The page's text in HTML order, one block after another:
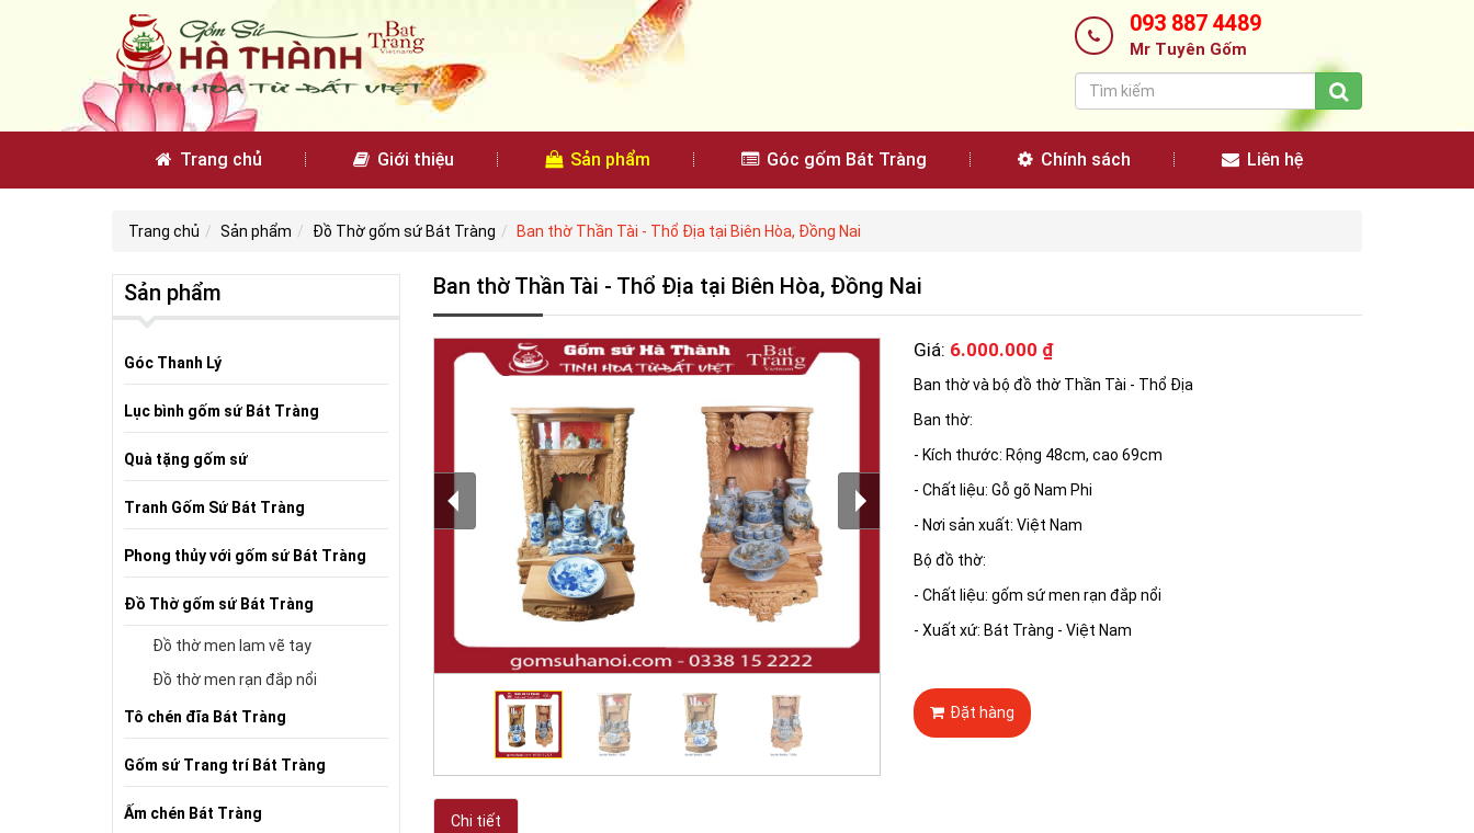
093 887 4489
Mr Tuyên Gốm
Trang chủ Giới thiệu Sản phẩm Góc gốm Bát Tràng Chính sách Liên hệ
Trang chủ Sản phẩm Đồ Thờ gốm sứ Bát Tràng Ban thờ Thần Tài - Thổ Địa tại Biên Hòa, Đồng Nai
Ban thờ Thần Tài - Thổ Địa tại Biên Hòa, Đồng Nai
Giá: 6.000.000 ₫
Ban thờ và bộ đồ thờ Thần Tài - Thổ Địa
Ban thờ:
- Kích thước: Rộng 48cm, cao 69cm
- Chất liệu: Gỗ gõ Nam Phi
- Nơi sản xuất: Việt Nam
Bộ đồ thờ:
- Chất liệu: gốm sứ men rạn đắp nổi
- Xuất xứ: Bát Tràng - Việt Nam
Đặt hàng
Chi tiết
Sản phẩm
Góc Thanh Lý
Lục bình gốm sứ Bát Tràng
Quà tặng gốm sứ
Tranh Gốm Sứ Bát Tràng
Phong thủy với gốm sứ Bát Tràng
Đồ Thờ gốm sứ Bát Tràng
Đồ thờ men lam vẽ tay
Đồ thờ men rạn đắp nổi
Tô chén đĩa Bát Tràng
Gốm sứ Trang trí Bát Tràng
Ấm chén Bát Tràng